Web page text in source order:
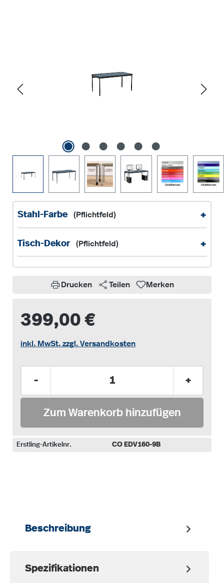
Stahl-Farbe (Pflichtfeld) +
Tisch-Dekor (Pflichtfeld) +
Drucken Teilen Merken
399,00 €
inkl. MwSt. zzgl. Versandkosten
- +
Zum Warenkorb hinzufügen
Erstling-Artikelnr. CO EDV160-9B
Beschreibung
Spezifikationen